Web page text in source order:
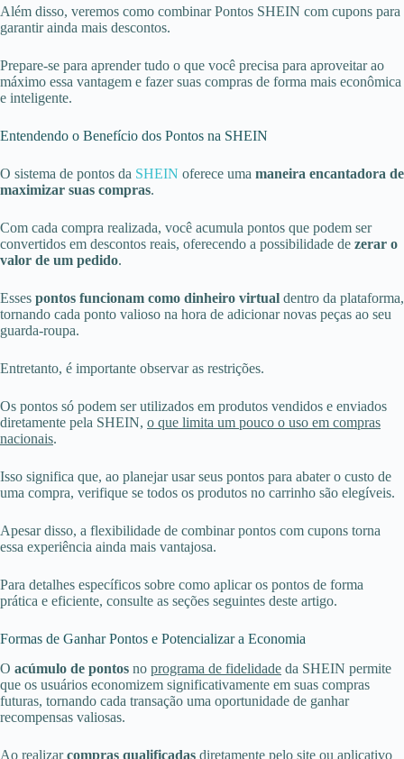
Além disso, veremos como combinar Pontos SHEIN com cupons para
garantir ainda mais descontos.
Prepare-se para aprender tudo o que você precisa para aproveitar ao
máximo essa vantagem e fazer suas compras de forma mais econômica
e inteligente.
Entendendo o Benefício dos Pontos na SHEIN
O sistema de pontos da SHEIN oferece uma maneira encantadora de
maximizar suas compras.
Com cada compra realizada, você acumula pontos que podem ser
convertidos em descontos reais, oferecendo a possibilidade de zerar o
valor de um pedido.
Esses pontos funcionam como dinheiro virtual dentro da plataforma,
tornando cada ponto valioso na hora de adicionar novas peças ao seu
guarda-roupa.
Entretanto, é importante observar as restrições.
Os pontos só podem ser utilizados em produtos vendidos e enviados
diretamente pela SHEIN, o que limita um pouco o uso em compras
nacionais.
Isso significa que, ao planejar usar seus pontos para abater o custo de
uma compra, verifique se todos os produtos no carrinho são elegíveis.
Apesar disso, a flexibilidade de combinar pontos com cupons torna
essa experiência ainda mais vantajosa.
Para detalhes específicos sobre como aplicar os pontos de forma
prática e eficiente, consulte as seções seguintes deste artigo.
Formas de Ganhar Pontos e Potencializar a Economia
O acúmulo de pontos no programa de fidelidade da SHEIN permite
que os usuários economizem significativamente em suas compras
futuras, tornando cada transação uma oportunidade de ganhar
recompensas valiosas.
Ao realizarcompras qualificadas diretamente pelo site ou aplicativo